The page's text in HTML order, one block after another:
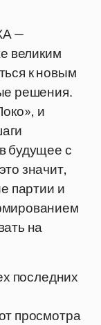
—
великим
к новым
решения.
и
будущее с
значит,
партии и
на
последних
просмотра